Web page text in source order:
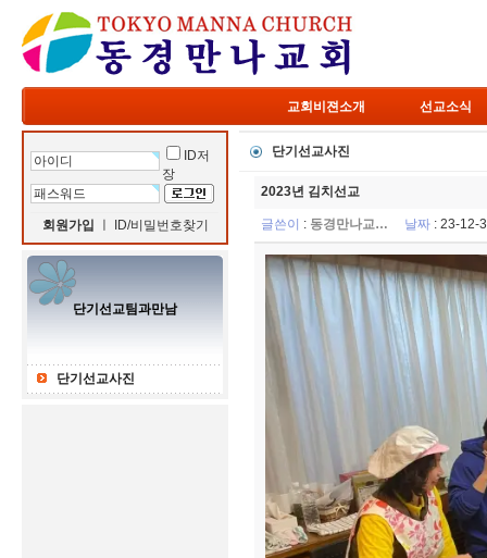
교회비젼소개 선교소식
ID저
장
회원가입 ID/비밀번호찾기
단기선교팀과만남
단기선교사진
단기선교사진
2023년 김치선교
글쓴이 : 동경만나교… 날짜: 23-